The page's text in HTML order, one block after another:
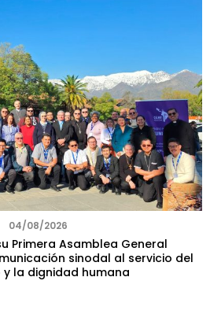
04/08/2026
Primera Asamblea General
sinodal al servicio del
y la dignidad humana